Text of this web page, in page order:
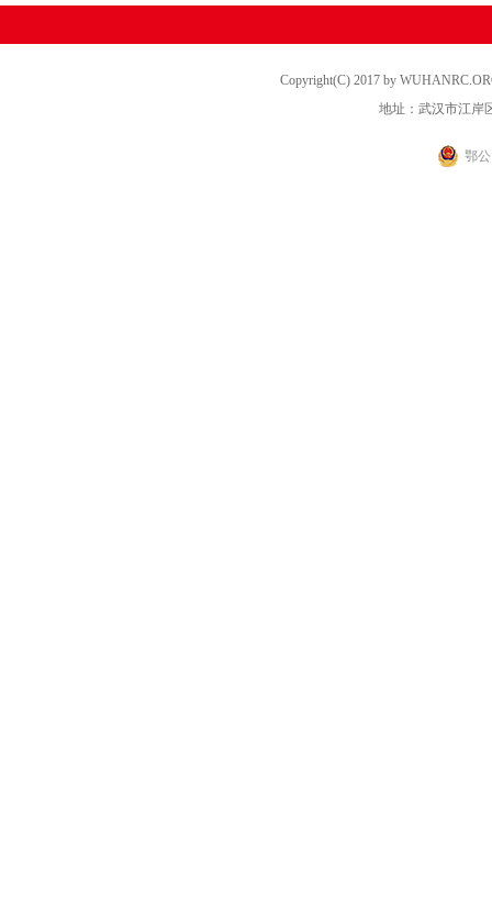
Copyright(C) 2017 by
地址：武汉市江岸
鄂公